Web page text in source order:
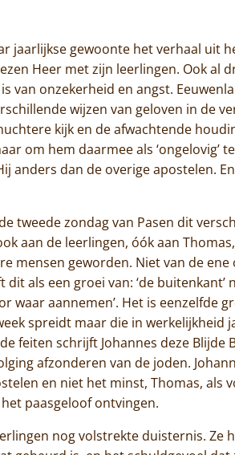
De kloosterwinkel
jaarlijkse gewoonte het verhaal uit
Heer met zijn leerlingen. Ook al
van onzekerheid en angst.
wijzen van geloven in de
kijk en de afwachtende
om hem daarmee als ‘ongelovig’
anders dan de overige apostelen.
tweede zondag van Pasen dit
aan de leerlingen, óók aan
mensen geworden. Niet van de
als een groei van: ‘de buitenkant’
waar aannemen’. Het is eenzelfde
spreidt maar die in werkelijkheid
feiten schrijft Johannes deze
afzonderen van de joden.
en niet het minst, Thomas, als
paasgeloof ontvingen.
nog volstrekte duisternis. Ze